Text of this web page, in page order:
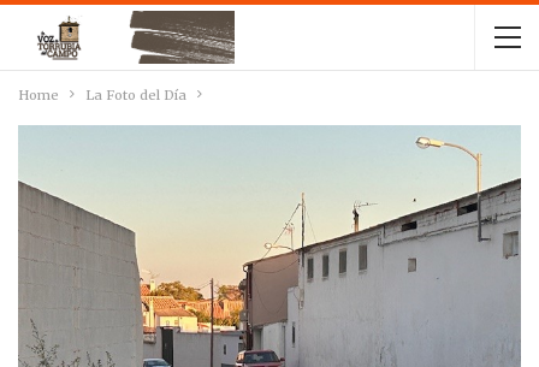
Home La Foto del Día